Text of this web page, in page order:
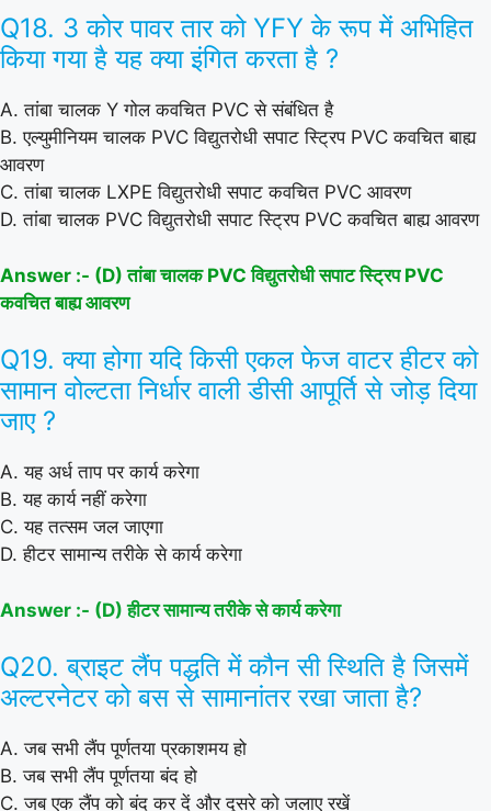
Q18. 3 कोर पावर तार को YFY के रूप में अभिहित
किया गया है यह क्या इंगित करता है ?
A. तांबा चालक Y गोल कवचित PVC से संबंधित है
B. एल्युमीनियम चालक PVC विद्युतरोधी सपाट स्ट्रिप PVC कवचित बाह्य
आवरण
C. तांबा चालक LXPE विद्युतरोधी सपाट कवचित PVC आवरण
D. तांबा चालक PVC विद्युतरोधी सपाट स्ट्रिप PVC कवचित बाह्य आवरण
Answer :- (D) तांबा चालक PVC विद्युतरोधी सपाट स्ट्रिप PVC
कवचित बाह्य आवरण
Q19. क्या होगा यदि किसी एकल फेज वाटर हीटर को
सामान वोल्टता निर्धार वाली डीसी आपूर्ति से जोड़ दिया
जाए ?
A. यह अर्ध ताप पर कार्य करेगा
B. यह कार्य नहीं करेगा
C. यह तत्सम जल जाएगा
D. हीटर सामान्य तरीके से कार्य करेगा
Answer :- (D) हीटर सामान्य तरीके से कार्य करेगा
Q20. ब्राइट लैंप पद्धति में कौन सी स्थिति है जिसमें
अल्टरनेटर को बस से सामानांतर रखा जाता है?
A. जब सभी लैंप पूर्णतया प्रकाशमय हो
B. जब सभी लैंप पूर्णतया बंद हो
C. जब एक लैंप को बंद कर दें और दूसरे को जलाए रखें